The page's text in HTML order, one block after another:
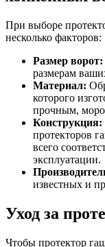
При выборе
несколько факторов:
Размер ворот:
размерам
Материал:
которого
прочным,
Конструкция:
протекторов
всего
эксплуатации.
известных и
Уход за
Чтобы протектор